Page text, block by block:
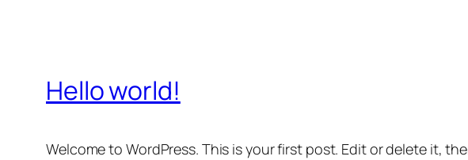
Hello world!
Welcome to WordPress. This is your first post. Edit or delete it,